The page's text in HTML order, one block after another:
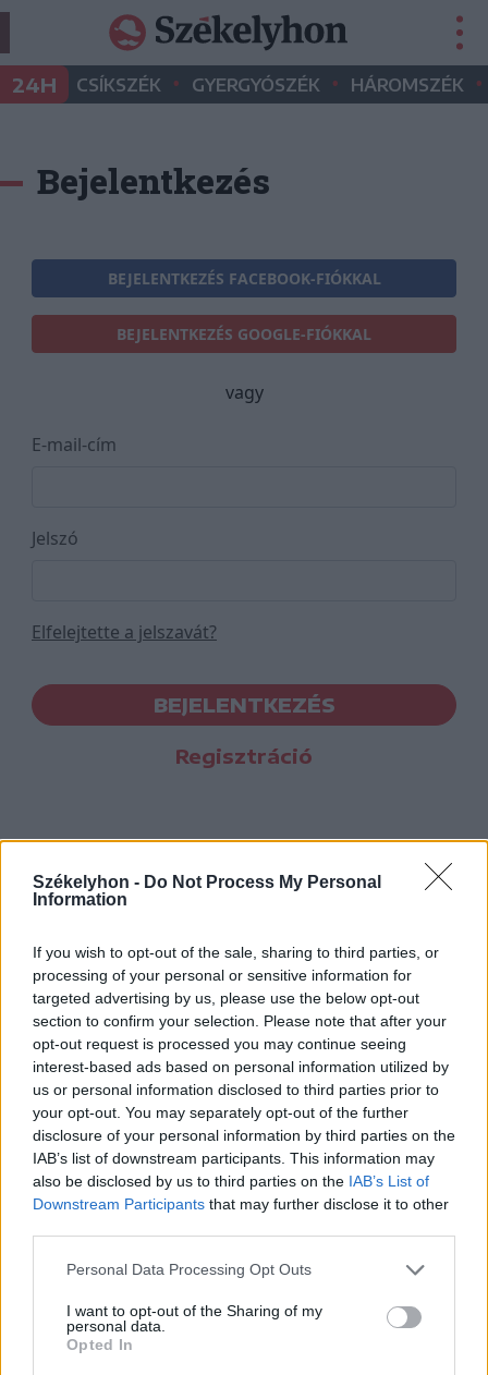
Székelyhon - Do Not Process My Personal
Information
If you wish to opt-out of the sale, sharing to third parties, or
processing of your personal or sensitive information for
targeted advertising by us, please use the below opt-out
section to confirm your selection. Please note that after your
opt-out request is processed you may continue seeing
interest-based ads based on personal information utilized by
us or personal information disclosed to third parties prior to
your opt-out. You may separately opt-out of the further
disclosure of your personal information by third parties on the
IAB’s list of downstream participants. This information may
also be disclosed by us to third parties on the IAB’s List of
Downstream Participants that may further disclose it to other
Personal Data Processing Opt Outs
I want to opt-out of the Sharing of my
personal data.
Opted In
24H CSÍKSZÉK • GYERGYÓSZÉK • HÁROMSZÉK •
Bejelentkezés
BEJELENTKEZÉS FACEBOOK-FIÓKKAL
BEJELENTKEZÉS GOOGLE-FIÓKKAL
vagy
E-mail-cím
Jelszó
Elfelejtette a jelszavát?
BEJELENTKEZÉS
Regisztráció
Hasznos
Impresszum
Szerzői jogok
Adatvédelmi tájékoztató
Cookie-kezelési tájékoztató
Hozzászólási szabályzat
Nyomtatott lapjaink archívuma
Székely Hírmondó archívuma